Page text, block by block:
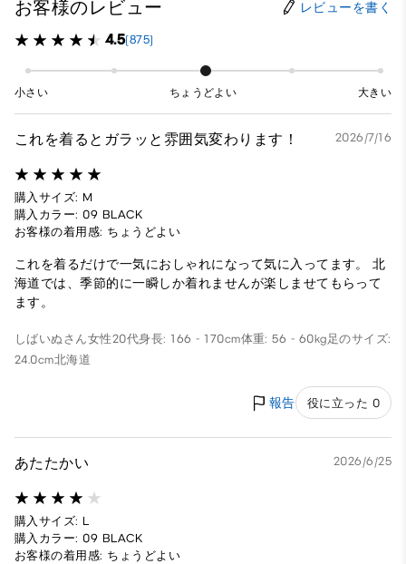
お客様のレビュー レビューを書く
4.5(875)
小さい ちょうどよい 大きい
これを着るとガラッと雰囲気変わります！ 2026/7/16
購入サイズ: M
購入カラー: 09 BLACK
お客様の着用感: ちょうどよい
これを着るだけで一気におしゃれになって気に入ってます。 北
海道では、季節的に一瞬しか着れませんが楽しませてもらって
ます。
しばいぬさん女性20代身長: 166 - 170cm体重: 56 - 60kg足のサイズ:
24.0cm北海道
報告 役に立った 0
あたたかい 2026/6/25
購入サイズ: L
購入カラー: 09 BLACK
お客様の着用感: ちょうどよい